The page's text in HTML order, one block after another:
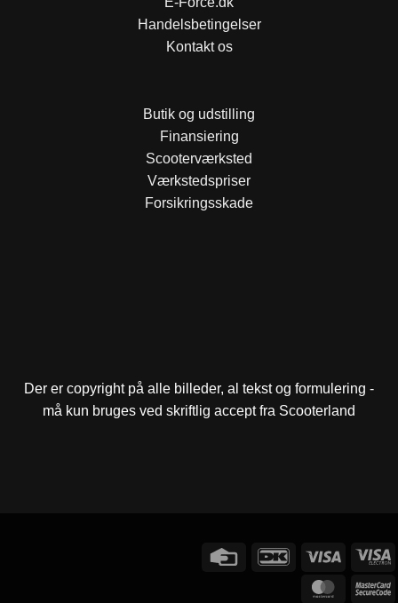
Handelsbetingelser
Kontakt os
Butik og udstilling
Finansiering
Scooterværksted
Værkstedspriser
Forsikringsskade
Der er copyright på alle billeder, al tekst og formulering -
må kun bruges ved skriftlig accept fra Scooterland
Credit
DanKortVisa